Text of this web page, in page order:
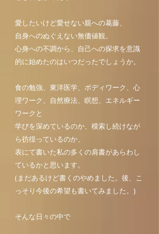
愛したいけど愛せない親への葛藤、
自身へのぬぐえない無価値観。
心身への不調から、自己への探求を意識
的に始めたのはいつだったでしょうか。
食の勉強、東洋医学、ボディワーク、心
理ワーク、自然療法、瞑想、エネルギー
ワークと
学びを深めているのか、模索し続けなが
ら彷徨っているのか、
表にて書いた私の多くの肩書があらわし
ているかと思います。
(まだあるけど書くのやめました。後、こ
っそり今後の希望も書いてみました。)
そんな日々の中で